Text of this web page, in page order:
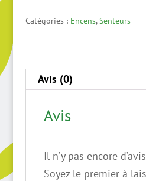
Catégories : Encens,Senteurs
Avis (0)
Avis
Il n’y pas encore
Soyez le premier à